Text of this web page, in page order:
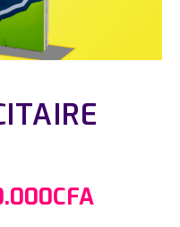
CFA